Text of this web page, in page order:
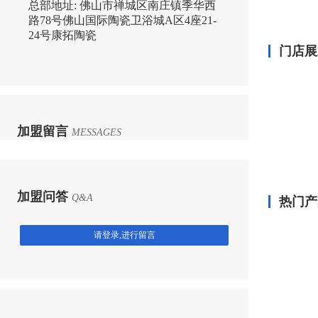
总部地址: 佛山市禅城区南庄镇季华西
路78号佛山国际陶瓷卫浴城A区4座21-
24号康拓陶瓷
加盟留言 MESSAGES
加盟问答 Q&A
请登录,进行留言
门店
热门